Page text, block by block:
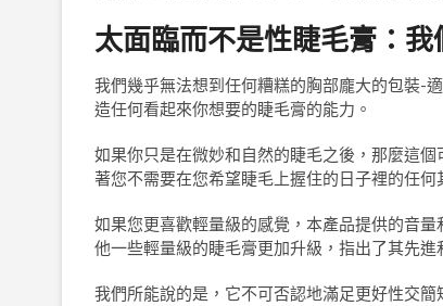
太面臨而不是性睫毛膏：我
我們幾乎無法想到任何糟糕的胸部龐大的包裝-
造任何看起來你想要的睫毛膏的能力。
如果你只是在微妙和自然的睫毛之後，那麼這
著您不需要在您希望睫毛上握住的日子裡的任何
如果您更喜歡輕量級的感覺，本產品提供的音
他一些輕量級的睫毛膏更加升級，指出了其先進
我們所能說的是，它不可否認地滿足更好性交